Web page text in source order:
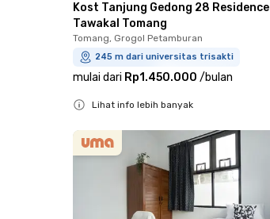
Kost Tanjung Gedong 28 Residence
Tawakal Tomang
Tomang, Grogol Petamburan
245 m dari universitas trisakti
mulai dari Rp1.450.000 /bulan
Lihat info lebih banyak